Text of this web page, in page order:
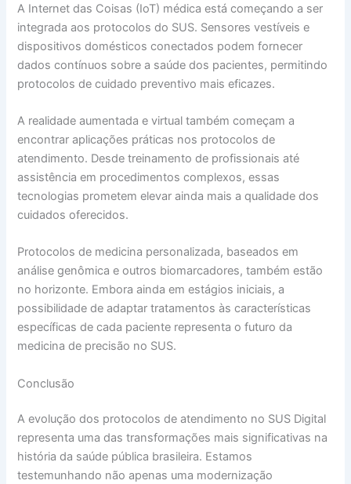
A Internet das Coisas (IoT) médica está começando a ser
integrada aos protocolos do SUS. Sensores vestíveis e
dispositivos domésticos conectados podem fornecer
dados contínuos sobre a saúde dos pacientes, permitindo
protocolos de cuidado preventivo mais eficazes.
A realidade aumentada e virtual também começam a
encontrar aplicações práticas nos protocolos de
atendimento. Desde treinamento de profissionais até
assistência em procedimentos complexos, essas
tecnologias prometem elevar ainda mais a qualidade dos
cuidados oferecidos.
Protocolos de medicina personalizada, baseados em
análise genômica e outros biomarcadores, também estão
no horizonte. Embora ainda em estágios iniciais, a
possibilidade de adaptar tratamentos às características
específicas de cada paciente representa o futuro da
medicina de precisão no SUS.
Conclusão
A evolução dos protocolos de atendimento no SUS Digital
representa uma das transformações mais significativas na
história da saúde pública brasileira. Estamos
testemunhando não apenas uma modernização